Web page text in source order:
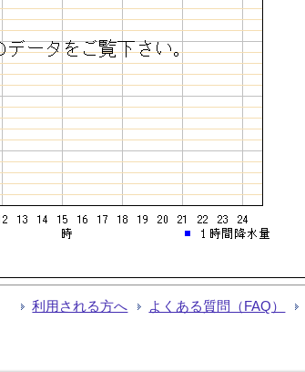
利用される方へ よくある質問（FAQ）